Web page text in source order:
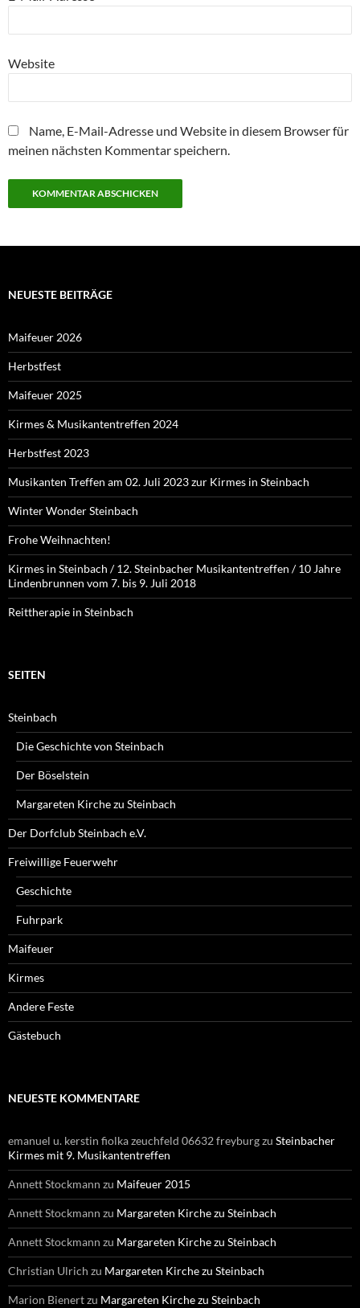
Website
Name, E-Mail-Adresse und Website in diesem Browser für
meinen nächsten Kommentar speichern.
NEUESTE BEITRÄGE
Maifeuer 2026
Herbstfest
Maifeuer 2025
Kirmes & Musikantentreffen 2024
Herbstfest 2023
Musikanten Treffen am 02. Juli 2023 zur Kirmes in Steinbach
Winter Wonder Steinbach
Frohe Weihnachten!
Kirmes in Steinbach / 12. Steinbacher Musikantentreffen / 10 Jahre
Lindenbrunnen vom 7. bis 9. Juli 2018
Reittherapie in Steinbach
SEITEN
Steinbach
Die Geschichte von Steinbach
Der Böselstein
Margareten Kirche zu Steinbach
Der Dorfclub Steinbach e.V.
Freiwillige Feuerwehr
Geschichte
Fuhrpark
Maifeuer
Kirmes
Andere Feste
Gästebuch
NEUESTE KOMMENTARE
emanuel u. kerstin fiolka zeuchfeld 06632 freyburgzu Steinbacher
Kirmes mit 9. Musikantentreffen
Annett Stockmann zu Maifeuer 2015
Annett Stockmann zu Margareten Kirche zu Steinbach
Annett Stockmann zu Margareten Kirche zu Steinbach
Christian Ulrich zu Margareten Kirche zu Steinbach
Marion Bienertzu Margareten Kirche zu Steinbach